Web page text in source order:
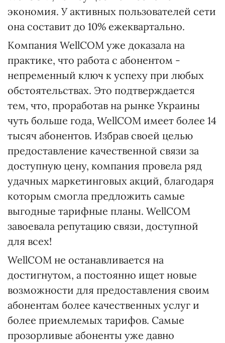
экономия. У активных пользователей сети
она составит до 10% ежеквартально.
Компания WellCOM уже доказала на
практике, что работа с абонентом -
непременный ключ к успеху при любых
обстоятельствах. Это подтверждается
тем, что, проработав на рынке Украины
чуть больше года, WellCOM имеет более 14
тысяч абонентов. Избрав своей целью
предоставление качественной связи за
доступную цену, компания провела ряд
удачных маркетинговых акций, благодаря
которым смогла предложить самые
выгодные тарифные планы. WellCOM
завоевала репутацию связи, доступной
для всех!
WellCOM не останавливается на
достигнутом, а постоянно ищет новые
возможности для предоставления своим
абонентам более качественных услуг и
более приемлемых тарифов. Самые
прозорливые абоненты уже давно